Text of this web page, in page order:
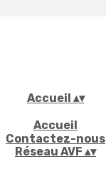
Accueil ▴▾
Accueil
Contactez-nous
Réseau AVF ▴▾